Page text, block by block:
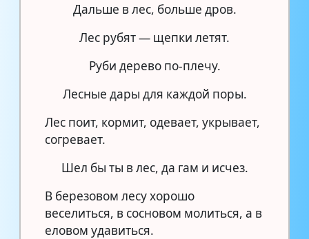
Дальше в лес, больше дров.
Лес рубят — щепки летят.
Руби дерево по-плечу.
Лесные дары для каждой поры.
Лес поит, кормит, одевает, укрывает,
согревает.
Шел бы ты в лес, да гам и исчез.
В березовом лесу хорошо
веселиться, в сосновом молиться, а в
еловом удавиться.